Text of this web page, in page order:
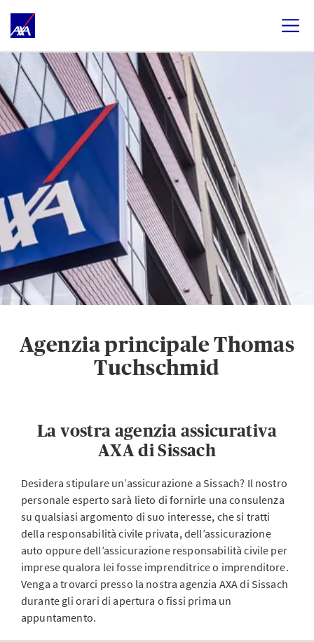
Agenzia principale Thomas
Tuchschmid
La vostra agenzia assicurativa
AXA di Sissach
Desidera stipulare un’assicurazione a Sissach? Il nostro
personale esperto sarà lieto di fornirle una consulenza
su qualsiasi argomento di suo interesse, che si tratti
della responsabilità civile privata, dell’assicurazione
auto oppure dell’assicurazione responsabilità civile per
imprese qualora lei fosse imprenditrice o imprenditore.
Venga a trovarci presso la nostra agenzia AXA di Sissach
durante gli orari di apertura o fissi prima un
appuntamento.